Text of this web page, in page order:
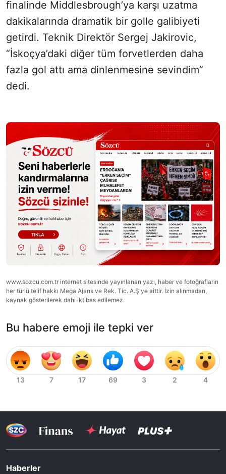
finalinde Middlesbrough’ya karşı uzatma
dakikalarında dramatik bir golle galibiyeti
getirdi. Teknik Direktör Sergej Jakirovic,
“İskoçya’daki diğer tüm forvetlerden daha
fazla gol attı ama dinlenmesine sevindim”
dedi.
www.sozcu.com.tr internet sitesinde yayınlanan yazı, haber ve fotoğrafların
her türlü telif hakkı Mega Ajans ve Rek. Tic. A.Ş'ye aittir. İzin alınmadan,
kaynak gösterilerek dahi iktibas edilemez.
Bu habere emoji ile tepki ver
Haberler